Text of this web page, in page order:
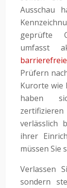
Ausschau
geprüfte
umfasst
Prüfern
Kurorte wie
haben
verlässlich
ihrer
müssen Sie
Verlassen
sondern